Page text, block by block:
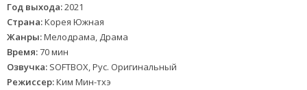
Год выхода:2021
Страна:Корея Южная
Жанры:Мелодрама, Драма
Время:70 мин
Озвучка: SOFTBOX, Рус. Оригинальный
Режиссер:Ким Мин-тхэ